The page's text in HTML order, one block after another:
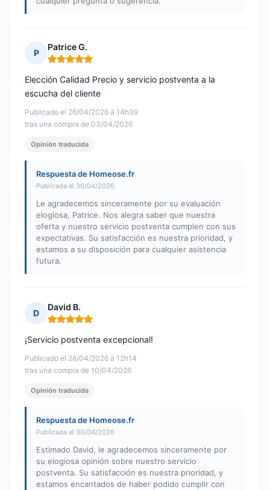
P
Patrice G.
Nota: 5 de 5
Publicado el 26/04/2026 à 14h39
tras una compra de 03/04/2026
Elección Calidad Precio y servicio postventa a la
escucha del cliente
Opinión traducida
Respuesta de Homeose.fr
Publicada el 30/04/2026
Le agradecemos sinceramente por su evaluación
elogiosa, Patrice. Nos alegra saber que nuestra
oferta y nuestro servicio postventa cumplen con sus
expectativas. Su satisfacción es nuestra prioridad, y
estamos a su disposición para cualquier asistencia
futura.
D
David B.
Nota: 5 de 5
Publicado el 26/04/2026 à 12h14
tras una compra de 10/04/2026
¡Servicio postventa excepcional!
Opinión traducida
Respuesta de Homeose.fr
Publicada el 30/04/2026
Estimado David, le agradecemos sinceramente por
su elogiosa opinión sobre nuestro servicio
postventa. Su satisfacción es nuestra prioridad, y
estamos encantados de haber podido cumplir con